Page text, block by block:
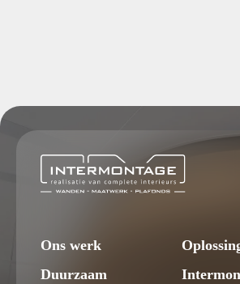
Ons werk
Duurzaam